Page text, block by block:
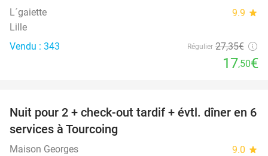
L´gaiette 9.9 star
Lille
Vendu : 343
Régulier 27,35€
17,50€
32%
Nuit pour 2 + check-out tardif + évtl. dîner en 6
services à Tourcoing
Maison Georges 9.0 star